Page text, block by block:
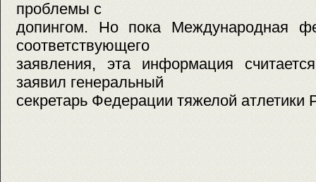
проблемы с
допингом. Но пока Международная
соответствующего
заявления, эта информация
заявил генеральный
секретарь Федерации тяжелой